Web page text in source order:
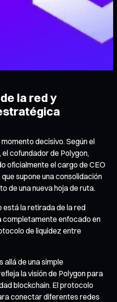
la red y
decisivo. Según el
cofundador de Polygon,
oficialmente el cargo de CEO
supone una consolidación
de una nueva hoja de ruta.
está la retirada de la red
completamente enfocado en
de liquidez entre
de una simple
la visión de Polygon para
blockchain. El protocolo
conectar diferentes redes